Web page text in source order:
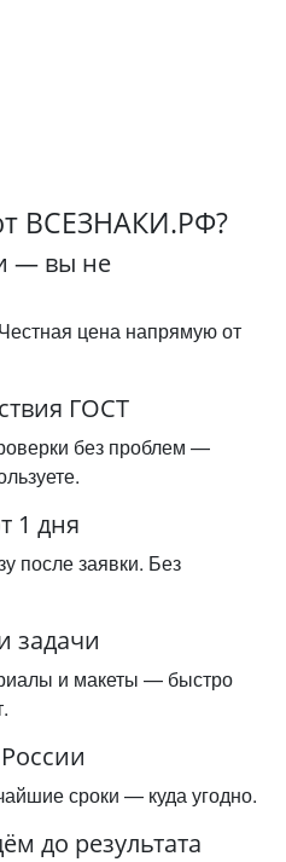
ВСЕЗНАКИ.РФ?
— вы не
цена напрямую от
ГОСТ
без проблем —
1 дня
после заявки. Без
задачи
и макеты — быстро
сроки — куда угодно.
до результата